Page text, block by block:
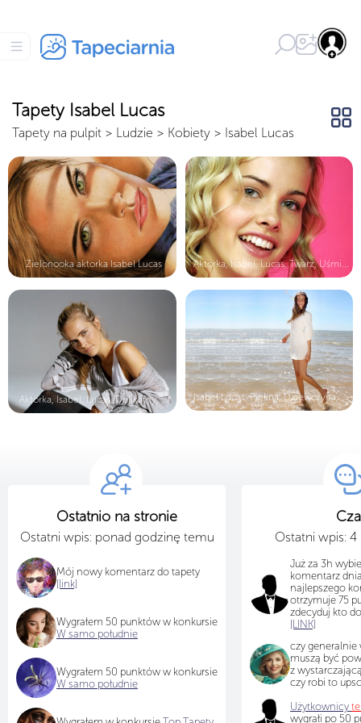
Tapety Isabel Lucas
Tapety na pulpit > Ludzie > Kobiety > Isabel Lucas
Zielonooka aktorka Isabel Lucas Aktorka, Isabel, Lucas, Twarz, Uśmi...
Aktorka, Isabel, Lucas, Delikatny, ... Isabel Lucas, Piękna, Dziewczyna, W...
Ostatnio na stronie
Ostatni wpis: ponad godzinę temu
Mój nowy komentarz do tapety
[link]
Wygrałem 50 punktów w konkursie
W samo południe
Wygrałem 50 punktów w konkursie
W samo południe
Ostatni wpis:
Już za 3h
komentarz
najlepszego
otrzymuje 75
zdecyduj kto
[LINK]
czy generalnie
muszą być
z
czy robi to
Użytkownicy
wygrałi po 50